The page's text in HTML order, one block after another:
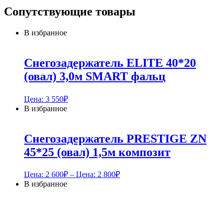
Сопутствующие товары
В избранное
Снегозадержатель ELITE 40*20
(овал) 3,0м SMART фальц
Цена: 3 550₽
В избранное
Снегозадержатель PRESTIGE ZN
45*25 (овал) 1,5м композит
Цена: 2 600₽ – Цена: 2 800₽
В избранное